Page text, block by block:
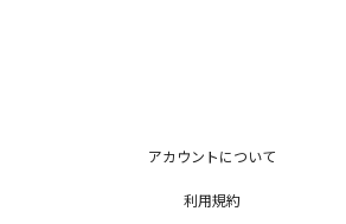
アカウントについて
利用規約